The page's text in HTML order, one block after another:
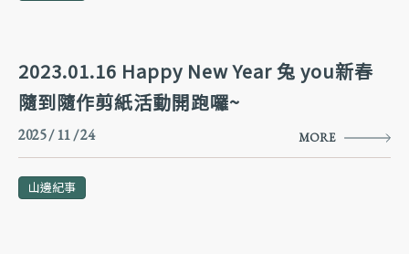
2023.01.16 Happy New Year 兔 you新春
隨到隨作剪紙活動開跑囉~
MORE
2025 / 11 / 24
山邊紀事